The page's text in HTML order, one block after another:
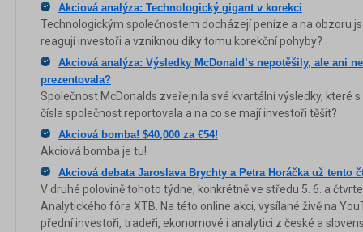
Akciová analýza: Technologický gigant v korekci
Technologickým společnostem docházejí peníze a na obzoru
reagují investoři a vzniknou díky tomu korekční pohyby?
Akciová analýza: Výsledky McDonald’s nepotěšily, ale ani
prezentovala?
Společnost McDonalds zveřejnila své kvartální výsledky, které
čísla společnost reportovala a na co se mají investoři těšit?
Akciová bomba! $40,000 za €54!
Akciová bomba je tu!
Akciová debata Jaroslava Brychty a Petra Horáčka už tento
V druhé polovině tohoto týdne, konkrétně ve středu 5. 6. a
Analytického fóra XTB. Na této online akci, vysílané živě na
přední investoři, tradeři, ekonomové i analytici z české a